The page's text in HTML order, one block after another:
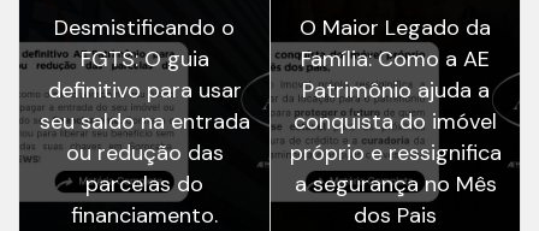
Desmistificando o
FGTS: O guia
definitivo para usar
seu saldo na entrada
ou redução das
parcelas do
financiamento.
O Maior Legado da
Família: Como a AE
Patrimônio ajuda a
conquista do imóvel
próprio e ressignifica
a segurança no Mês
dos Pais